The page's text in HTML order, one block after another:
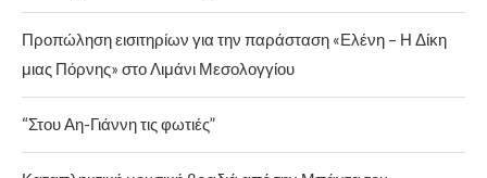
Προπώληση εισιτηρίων για την παράσταση «Ελένη – Η Δίκη
μιας Πόρνης» στο Λιμάνι Μεσολογγίου
“Στου Αη-Γιάννη τις φωτιές”